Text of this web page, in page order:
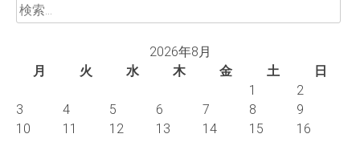
検
索:
2026年8月
月
火 水 木 金 土
日
1
2
3
4 5 6 7 8
9
10
11 12 13 14 15
16